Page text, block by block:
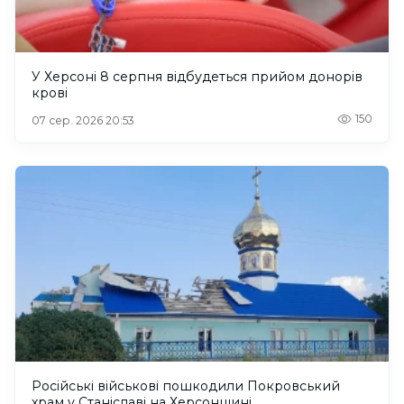
У Херсоні 8 серпня відбудеться прийом донорів
крові
07 сер. 2026 20:53 150
Російські військові пошкодили Покровський